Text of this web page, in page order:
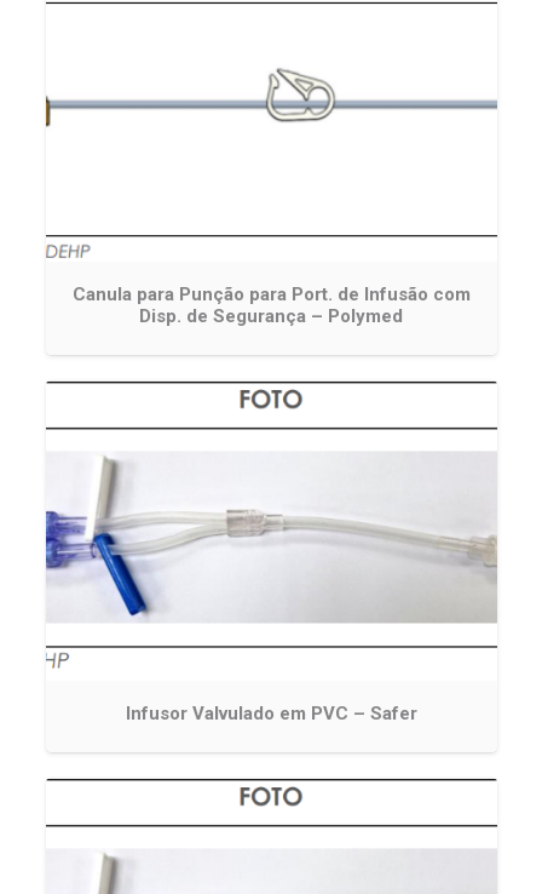
Canula para Punção para Port. de Infusão com
Disp. de Segurança – Polymed
Infusor Valvulado em PVC – Safer